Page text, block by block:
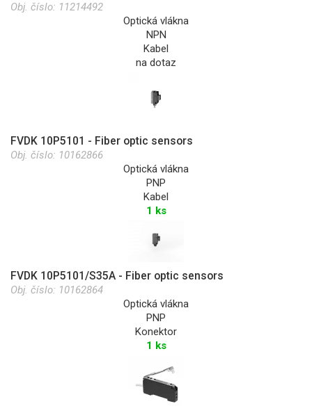
Obj. číslo: 11214492
Optická vlákna
NPN
Kabel
na dotaz
FVDK 10P5101 - Fiber optic sensors
Obj. číslo: 10162866
Optická vlákna
PNP
Kabel
1 ks
FVDK 10P5101/S35A - Fiber optic sensors
Obj. číslo: 10162864
Optická vlákna
PNP
Konektor
1 ks